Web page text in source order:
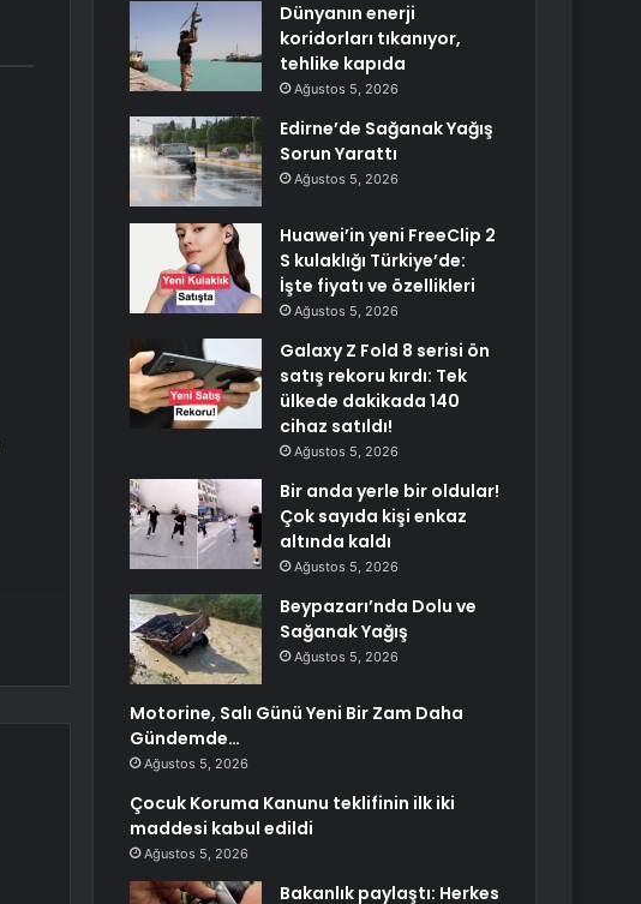
Dünyanın enerji
koridorları tıkanıyor,
tehlike kapıda
Ağustos 5, 2026
Edirne’de Sağanak Yağış
Sorun Yarattı
Ağustos 5, 2026
Huawei’in yeni FreeClip 2
S kulaklığı Türkiye’de:
İşte fiyatı ve özellikleri
Ağustos 5, 2026
Galaxy Z Fold 8 serisi ön
satış rekoru kırdı: Tek
ülkede dakikada 140
cihaz satıldı!
Ağustos 5, 2026
Bir anda yerle bir oldular!
Çok sayıda kişi enkaz
altında kaldı
Ağustos 5, 2026
Beypazarı’nda Dolu ve
Sağanak Yağış
Ağustos 5, 2026
Motorine, Salı Günü Yeni Bir Zam Daha
Gündemde…
Ağustos 5, 2026
Çocuk Koruma Kanunu teklifinin ilk iki
maddesi kabul edildi
Ağustos 5, 2026
Bakanlık paylaştı: Herkes